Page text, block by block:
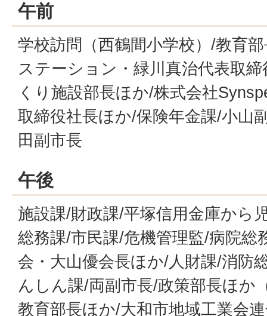
午前
学校訪問（西鶴間小学校）/教育
ステーション・緑川真治代表取
くり施設部長ほか/株式会社
取締役社長ほか/保険年金課/小山
田副市長
午後
施設課/財政課/平塚信用金庫から
総務課/市民課/危機管理監/病院総
会・大山優会長ほか/人財課/消防
んしん課/両副市長/政策部長ほか
教育部長ほか/大和市地域工業会